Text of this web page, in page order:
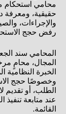
محامي استحكام
حقيقية، ومعرفة
والإجراءات،
رفض حجج
المحامي سند
الخبرة
وخصوصًا حجج
الطلب، أو
عند متابعة
القائمة.